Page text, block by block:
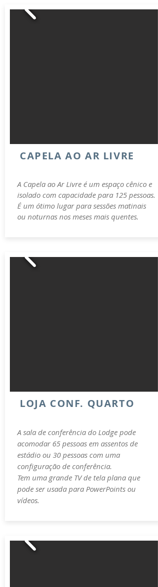
CAPELA AO AR LIVRE
A Capela ao Ar Livre é um espaço cênico e
isolado com capacidade para 125 pessoas.
É um ótimo lugar para sessões matinais
ou noturnas nos meses mais quentes.
LOJA CONF. QUARTO
A sala de conferência do Lodge pode
acomodar 65 pessoas em assentos de
estádio ou 30 pessoas com uma
configuração de conferência.
Tem uma grande TV de tela plana que
pode ser usada para PowerPoints ou
vídeos.